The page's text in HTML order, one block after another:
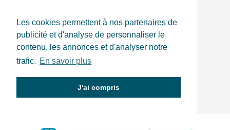
Les cookies permettent à nos partenaires de
publicité et d'analyse de personnaliser le
contenu, les annonces et d'analyser notre
trafic. En savoir plus
J'ai compris